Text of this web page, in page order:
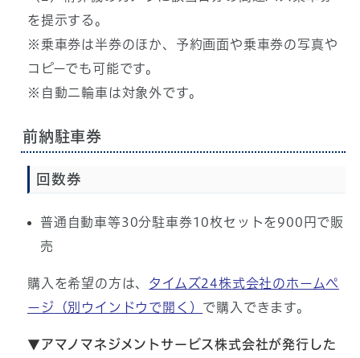
を提示する。
※乗車券は半券のほか、予約画面や乗車券の写真や
コピーでも可能です。
※自動二輪車は対象外です。
前納駐車券
回数券
普通自動車等30分駐車券10枚セットを900円で販
売
購入を希望の方は、 タイムズ24株式会社のホームペ
ージ （別ウインドウで開く） で購入できます。
▼アマノマネジメントサービス株式会社が発行した